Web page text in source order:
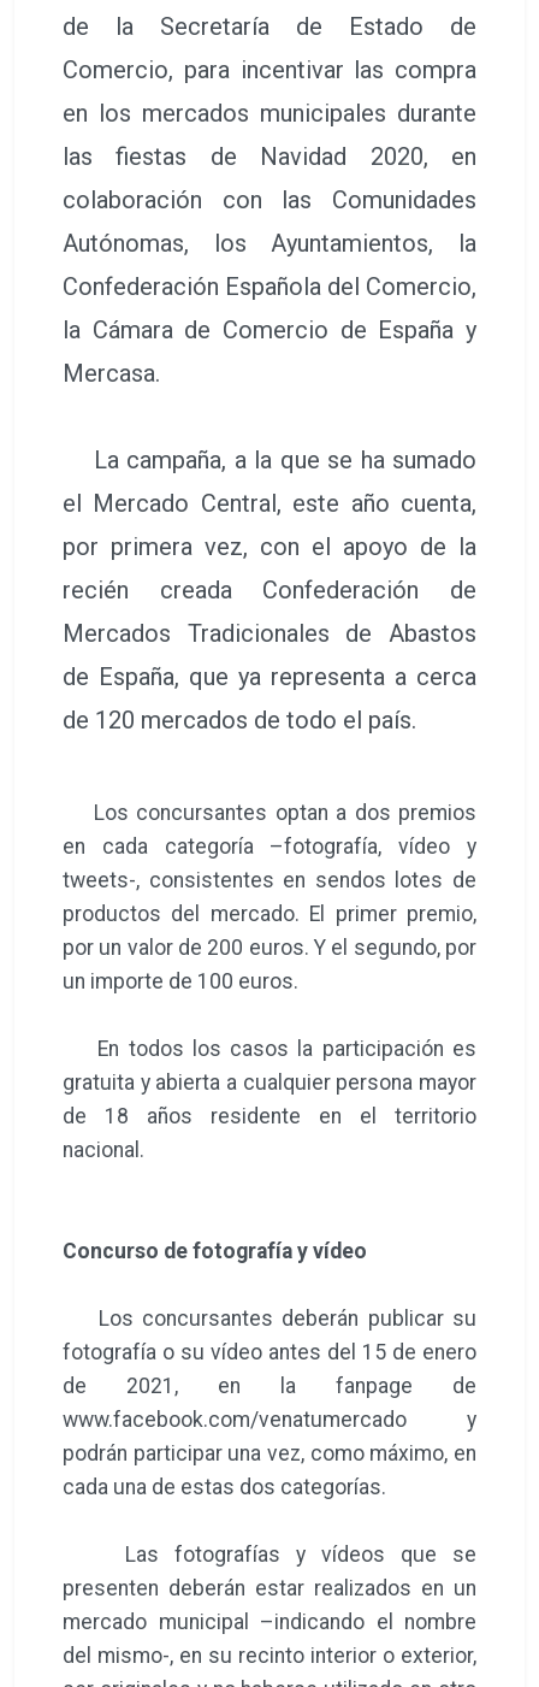
de la Secretaría de Estado de
Comercio, para incentivar las compra
en los mercados municipales durante
las fiestas de Navidad 2020, en
colaboración con las Comunidades
Autónomas, los Ayuntamientos, la
Confederación Española del Comercio,
la Cámara de Comercio de España y
Mercasa.
La campaña, a la que se ha sumado
el Mercado Central, este año cuenta,
por primera vez, con el apoyo de la
recién creada Confederación de
Mercados Tradicionales de Abastos
de España, que ya representa a cerca
de 120 mercados de todo el país.
Los concursantes optan a dos premios
en cada categoría –fotografía, vídeo y
tweets-, consistentes en sendos lotes de
productos del mercado. El primer premio,
por un valor de 200 euros. Y el segundo, por
un importe de 100 euros.
En todos los casos la participación es
gratuita y abierta a cualquier persona mayor
de 18 años residente en el territorio
nacional.
Concurso de fotografía y vídeo
Los concursantes deberán publicar su
fotografía o su vídeo antes del 15 de enero
de 2021, en la fanpage de
www.facebook.com/venatumercado y
podrán participar una vez, como máximo, en
cada una de estas dos categorías.
Las fotografías y vídeos que se
presenten deberán estar realizados en un
mercado municipal –indicando el nombre
del mismo-, en su recinto interior o exterior,